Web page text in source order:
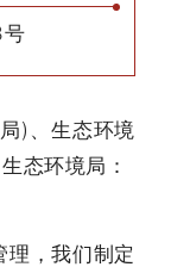
)、生态环境
态环境局：
理，我们制定